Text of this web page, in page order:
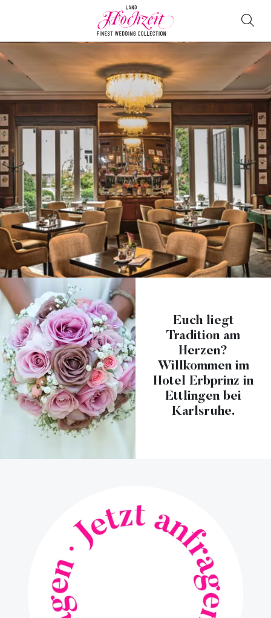
Euch liegt
Tradition am
Herzen?
Willkommen im
Hotel Erbprinz in
Ettlingen bei
Karlsruhe.